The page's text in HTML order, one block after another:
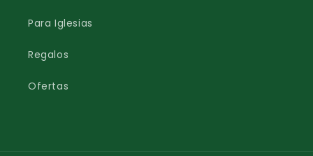
Para Iglesias
Regalos
Ofertas